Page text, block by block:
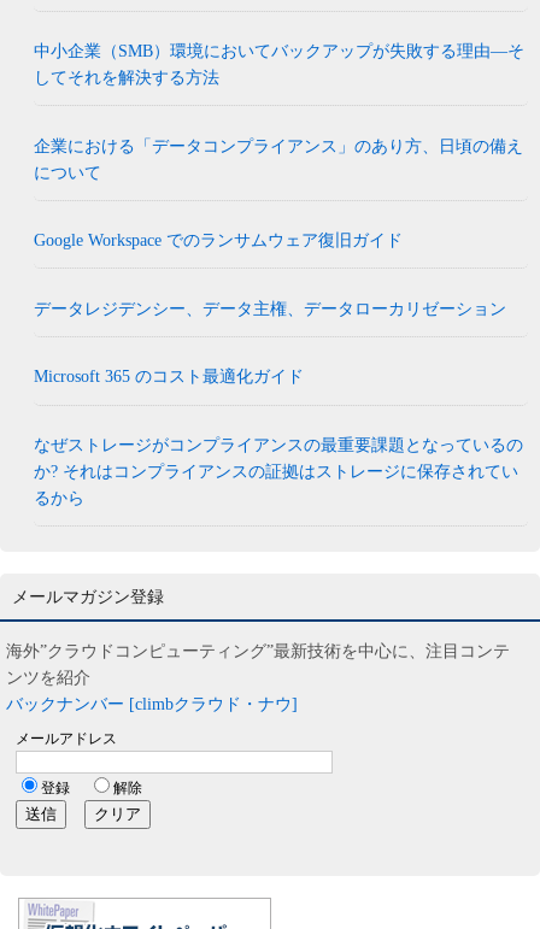
中小企業（SMB）環境においてバックアップが失敗する理由―そ
してそれを解決する方法
企業における「データコンプライアンス」のあり方、日頃の備え
について
Google Workspace でのランサムウェア復旧ガイド
データレジデンシー、データ主権、データローカリゼーション
Microsoft 365 のコスト最適化ガイド
なぜストレージがコンプライアンスの最重要課題となっているの
か? それはコンプライアンスの証拠はストレージに保存されてい
るから
メールマガジン登録
海外”クラウドコンピューティング”最新技術を中心に、注目コンテ
ンツを紹介
バックナンバー [climbクラウド・ナウ]